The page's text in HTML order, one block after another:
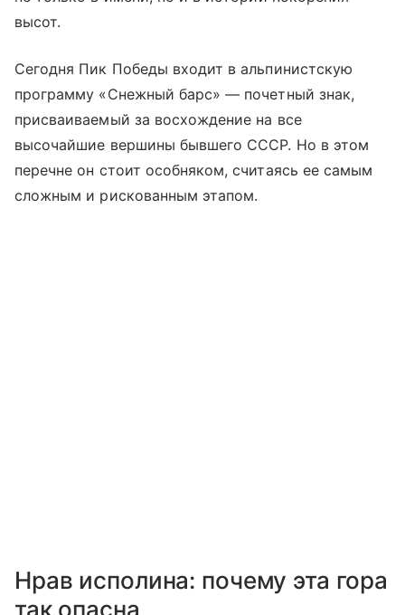
высот.
Сегодня Пик Победы входит в альпинистскую
программу «Снежный барс» — почетный знак,
присваиваемый за восхождение на все
высочайшие вершины бывшего СССР. Но в этом
перечне он стоит особняком, считаясь ее самым
сложным и рискованным этапом.
Нрав исполина: почему эта гора
так опасна